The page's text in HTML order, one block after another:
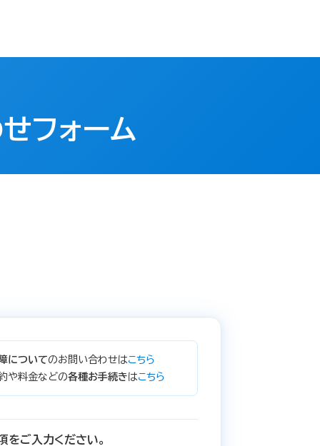
フォーム
についてのお問い合わせはこちら
や料金などの各種お手続きはこちら
をご入力ください。